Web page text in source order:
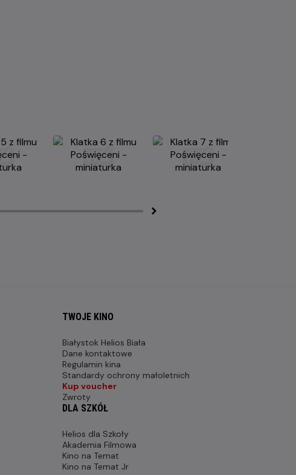
TWOJE KINO
Białystok Helios Biała
Dane kontaktowe
Regulamin kina
Standardy ochrony małoletnich
Kup voucher
Zwroty
DLA SZKÓŁ
Helios dla Szkoły
Akademia Filmowa
Kino na Temat
Kino na Temat Jr